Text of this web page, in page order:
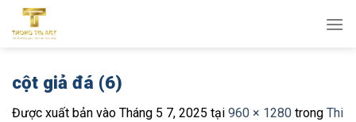
qua
cột giả đá (6)
Được xuất bản vào Tháng 5 7, 2025 tại 960 × 1280 trong Thi